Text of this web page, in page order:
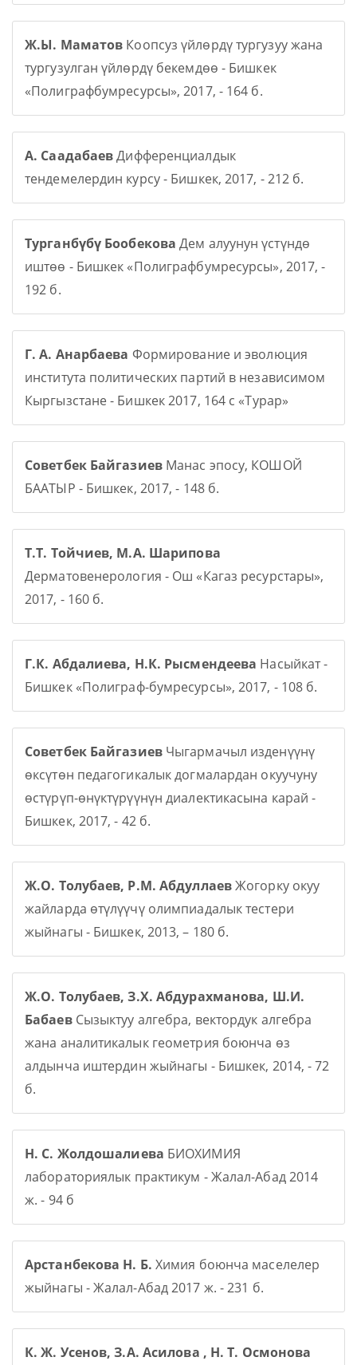
Ж.Ы. Маматов Коопсуз үйлөрдү тургузуу жана
тургузулган үйлөрдү бекемдөө - Бишкек
«Полиграфбумресурсы», 2017, - 164 б.
А. СаадабаевДифференциалдык
тендемелердин курсу - Бишкек, 2017, - 212 б.
Турганбүбү Бообекова Дем алуунун үстүндө
иштөө - Бишкек «Полиграфбумресурсы», 2017, -
192 б.
Г. А. Анарбаева Формирование и эволюция
института политических партий в независимом
Кыргызстане - Бишкек 2017, 164 с «Турар»
Советбек БайгазиевМанас эпосу, КОШОЙ
БААТЫР - Бишкек, 2017, - 148 б.
Т.Т. Тойчиев, М.А. Шарипова
Дерматовенерология - Ош «Кагаз ресурстары»,
2017, - 160 б.
Г.К. Абдалиева, Н.К. Рысмендеева Насыйкат -
Бишкек «Полиграф-бумресурсы», 2017, - 108 б.
Советбек БайгазиевЧыгармачыл изденүүнү
өксүтөн педагогикалык догмалардан окуучуну
өстүрүп-өнүктүрүүнүн диалектикасына карай -
Бишкек, 2017, - 42 б.
Ж.О. Толубаев, Р.М. АбдуллаевЖогорку окуу
жайларда өтүлүүчү олимпиадалык тестери
жыйнагы - Бишкек, 2013, – 180 б.
Ж.О. Толубаев, З.Х. Абдурахманова, Ш.И.
БабаевСызыктуу алгебра, вектордук алгебра
жана аналитикалык геометрия боюнча өз
алдынча иштердин жыйнагы - Бишкек, 2014, - 72
б.
Н. С. Жолдошалиева БИОХИМИЯ
лабораториялык практикум - Жалал-Абад 2014
ж. - 94 б
Арстанбекова Н. Б. Химия боюнча маселелер
жыйнагы - Жалал-Абад 2017 ж. - 231 б.
К. Ж. Усенов, З.А. Асилова , Н. Т. Осмонова